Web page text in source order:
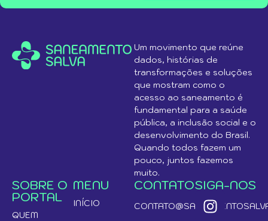
Um movimento que reúne
dados, histórias de
transformações e soluções
que mostram como o
acesso ao saneamento é
fundamental para a saúde
pública, a inclusão social e o
desenvolvimento do Brasil.
Quando todos fazem um
pouco, juntos fazemos
muito.
SOBRE O
PORTAL
QUEM
MENU
INÍCIO
CONTATOSIGA-NOS